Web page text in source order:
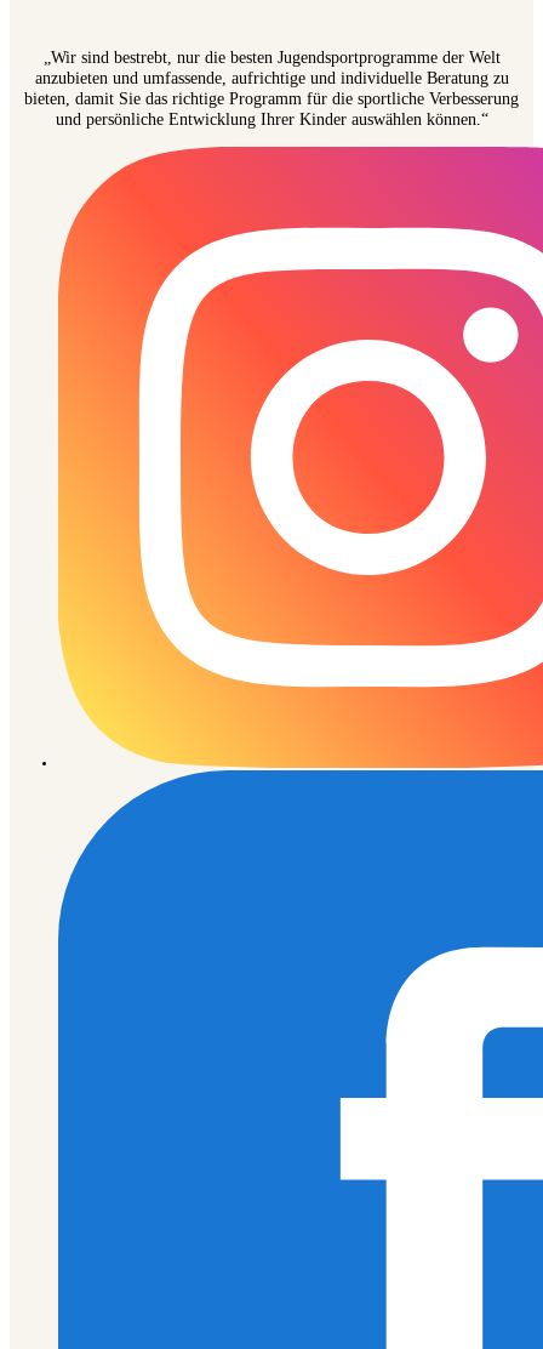
„Wir sind bestrebt, nur die besten Jugendsportprogramme der Welt
anzubieten und umfassende, aufrichtige und individuelle Beratung zu
bieten, damit Sie das richtige Programm für die sportliche Verbesserung
und persönliche Entwicklung Ihrer Kinder auswählen können.“